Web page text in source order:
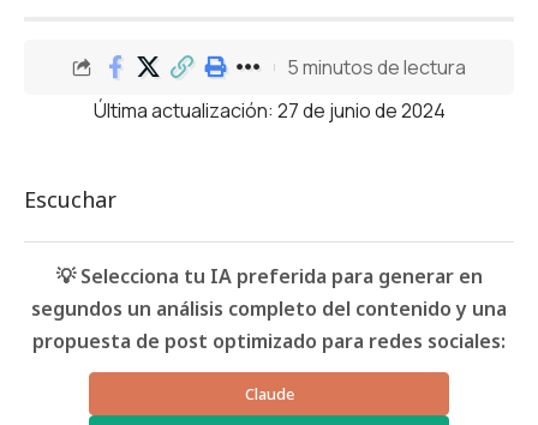
Última actualización: 27 de junio de 2024
5 minutos de lectura
Escuchar
💡 Selecciona tu IA preferida para generar en
segundos un análisis completo del contenido y una
propuesta de post optimizado para redes sociales:
Claude